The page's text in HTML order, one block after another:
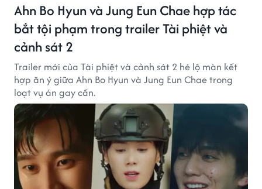
Ahn Bo Hyun và Jung Eun Chae hợp tác
bắt tội phạm trong trailer Tài phiệt và
cảnh sát 2
Trailer mới của Tài phiệt và cảnh sát 2 hé lộ màn kết
hợp ăn ý giữa Ahn Bo Hyun và Jung Eun Chae trong
loạt vụ án gay cấn.